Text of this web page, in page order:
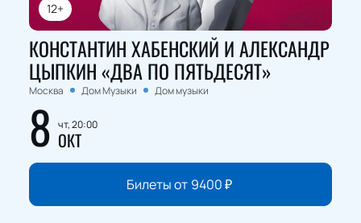
12+
КОНСТАНТИН ХАБЕНСКИЙ И АЛЕКСАНДР
ЦЫПКИН «ДВА ПО ПЯТЬДЕСЯТ»
Москва Дом Музыки Дом музыки
8 чт, 20:00
ОКТ
Билеты от 9400₽